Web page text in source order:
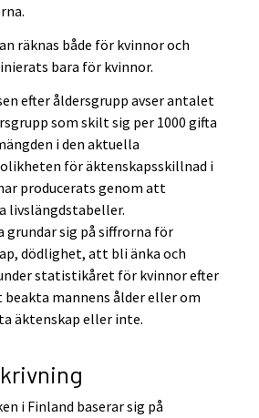
räknas både för kvinnor och
bara för kvinnor.
efter åldersgrupp avser antalet
som skilt sig per 1000 gifta
i den aktuella
för äktenskapsskillnad i
producerats genom att
livslängdstabeller.
grundar sig på siffrorna för
dödlighet, att bli änka och
statistikåret för kvinnor efter
mannens ålder eller om
äktenskap eller inte.
i Finland baserar sig på